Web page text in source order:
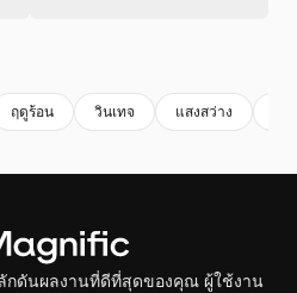
ฤดูร้อน วินเทจ แสงสว่าง
กดันผลงานที่ดีที่สุดของคุณ ผู้ใช้งาน